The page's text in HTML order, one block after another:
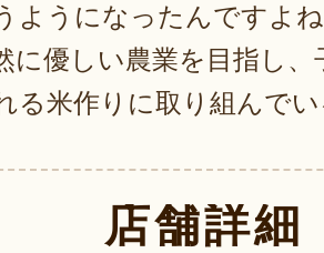
ようになったんですよ
に優しい農業を目指し
る米作りに取り組んで
店舗詳細